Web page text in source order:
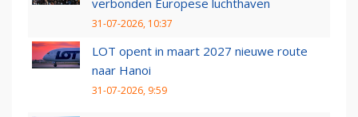
verbonden Europese luchthaven
31-07-2026, 10:37
LOT opent in maart 2027 nieuwe route
naar Hanoi
31-07-2026, 9:59